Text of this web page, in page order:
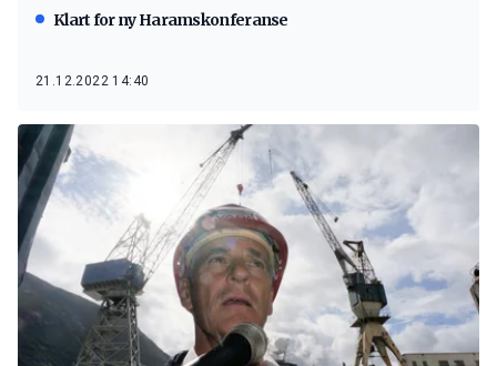
Klart for ny Haramskonferanse
21.12.2022 14:40